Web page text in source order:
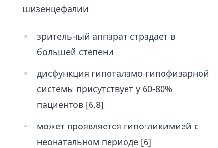
шизенцефалии
зрительный аппарат страдает в
большей степени
дисфункция гипоталамо-гипофизарной
системы присутствует у 60-80%
пациентов [6,8]
может проявляется гипогликимией с
неонатальном периоде [6]